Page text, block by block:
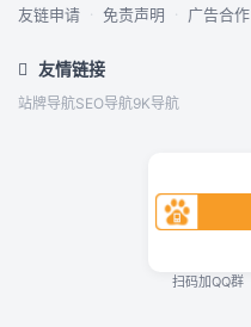
友链申请 · 免责声明 · 广告合作
友情链接
站牌导航SEO导航9K导航
扫码加QQ群